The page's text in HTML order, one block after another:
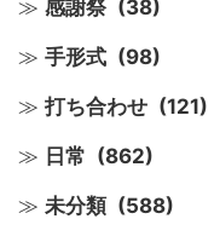
感謝祭 (38)
手形式 (98)
打ち合わせ (121)
日常 (862)
未分類 (588)